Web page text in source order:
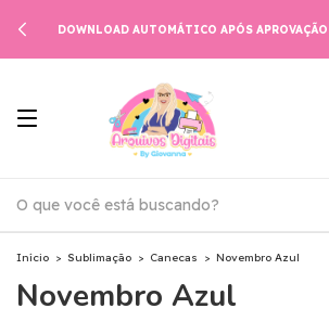
DOWNLOAD AUTOMÁTICO APÓS
Início > Sublimação > Canecas > Novembro Azul
Novembro Azul